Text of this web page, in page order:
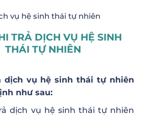
vụ hệ sinh thái tự nhiên
TRẢ DỊCH VỤ HỆ SINH
THÁI TỰ NHIÊN
dịch vụ hệ sinh thái tự nhiên
như sau:
dịch vụ hệ sinh thái tự nhiên